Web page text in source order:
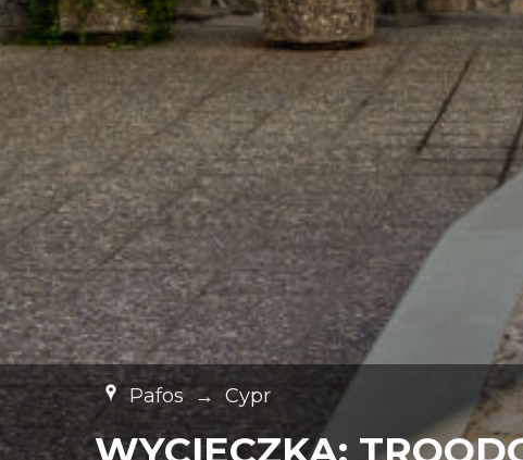
Pafos → Cypr